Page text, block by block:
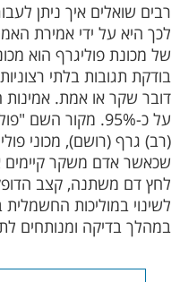
רבים שואלים איך ניתן
לכך היא על ידי אמירת
של מכונת פוליגרף הוא
בודקת תגובות בלתי
על כ-95%. מקור
(רב) גרף (רושם), מכוני
שכאשר אדם משקר קיימים
לחץ דם משתנה, קצב
לשינוי במוליכות החשמלית
במהלך בדיקה ומנותחים